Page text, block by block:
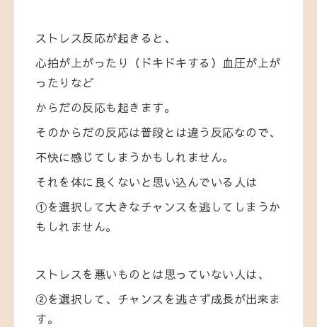
ストレス反応が起きると、
心拍が上がったり（ドキドキする）血圧が上が
ったりなど
からだの反応も起きます。
そのからだの反応は普段とは違う反応なので、
不快に感じてしまうかもしれません。
それを体に良くないと思い込んでいる人は
①を選択して大きなチャンスを逃してしまうか
もしれません。
ストレスを悪いものとは思っていない人は、
②を選択して、チャンスを逃さず成長が出来ま
す。